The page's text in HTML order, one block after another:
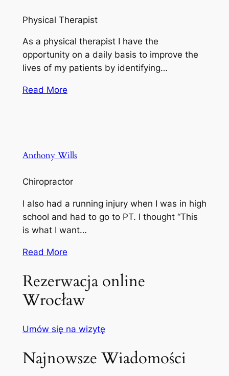
Physical Therapist
As a physical therapist I have the
opportunity on a daily basis to improve the
lives of my patients by identifying…
Read More
Anthony Wills
Chiropractor
I also had a running injury when I was in high
school and had to go to PT. I thought “This
is what I want…
Read More
Rezerwacja online
Wrocław
Umów się na wizytę
Najnowsze Wiadomości